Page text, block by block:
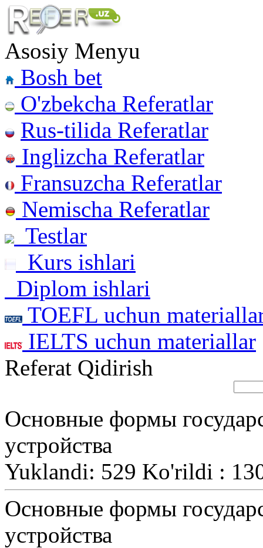
Asosiy Menyu
Bosh bet
O'zbekcha Referatlar
Rus-tilida Referatlar
Inglizcha Referatlar
Fransuzcha Referatlar
Nemischa Referatlar
Testlar
Kurs ishlari
Diplom ishlari
TOEFL uchun
IELTS uchun materiallar
Referat Qidirish
Основные формы
устройства
Yuklandi: 529 Ko'rildi :
Основные формы
устройства